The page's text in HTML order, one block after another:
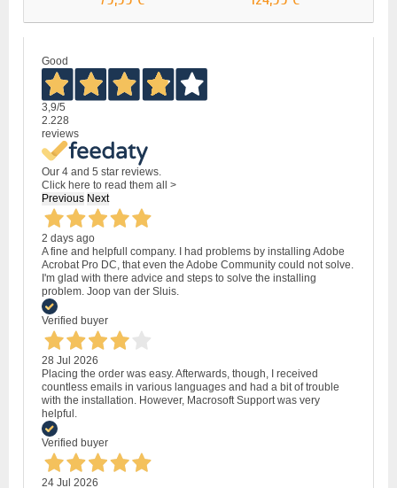
Good
3,9/5
2.228
reviews
Our 4 and 5 star reviews.
Click here to read them all >
Previous Next
2 days ago
A fine and helpfull company. I had problems by installing Adobe
Acrobat Pro DC, that even the Adobe Community could not solve.
I'm glad with there advice and steps to solve the installing
problem. Joop van der Sluis.
Verified buyer
28 Jul 2026
Placing the order was easy. Afterwards, though, I received
countless emails in various languages and had a bit of trouble
with the installation. However, Macrosoft Support was very
helpful.
Verified buyer
24 Jul 2026